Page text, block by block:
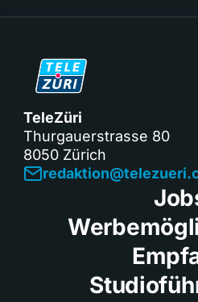
TeleZüri
Thurgauerstrasse 80
8050 Zürich